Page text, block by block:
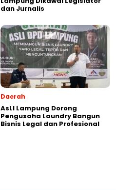
dan Jurnalis
Daerah
AsLI Lampung Dorong
Pengusaha Laundry Bangun
Bisnis Legal dan Profesional